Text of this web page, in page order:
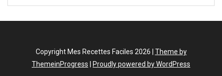
Copyright Mes Recettes Faciles 2026 | Theme by
ThemeinProgress
Proudly powered by WordPress